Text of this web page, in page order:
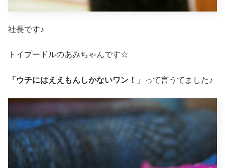
社長です♪
トイプードルのあみちゃんです☆
「ウチにはええもんしかないワン！」 って言うてました♪